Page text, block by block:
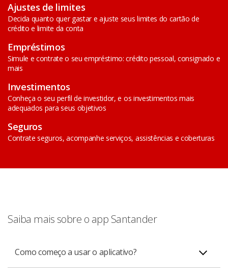
Ajustes de limites
Decida quanto quer gastar e ajuste seus limites do cartão de
crédito e limite da conta
Empréstimos
Simule e contrate o seu empréstimo: crédito pessoal, consignado e
mais
Investimentos
Conheça o seu perfil de investidor, e os investimentos mais
adequados para seus objetivos
Seguros
Contrate seguros, acompanhe serviços, assistências e coberturas
Saiba mais sobre o app Santander
Como começo a usar o aplicativo?